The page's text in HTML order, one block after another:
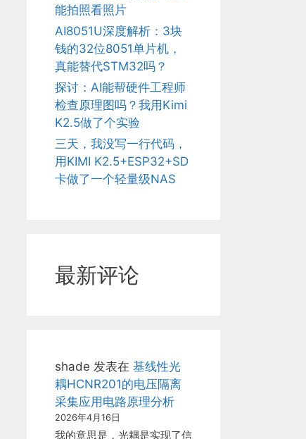
能拍照看照片
AI8051U深度解析：3块
钱的32位8051单片机，
真能替代STM32吗？
探讨：AI能帮硬件工程师
检查原理图吗？我用Kimi
K2.5做了个实验
三天，我没写一行代码，
用KIMI K2.5+ESP32+SD
卡做了一个轻量级NAS
最新评论
shade 发表在 基线性光
耦HCNR201的电压隔离
采集应用电路原理分析
2026年4月16日
我的意思是，光耦是实现了信